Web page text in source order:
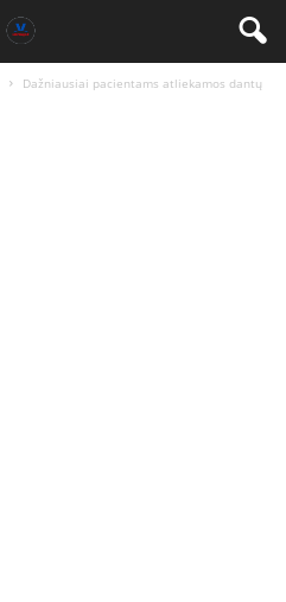
Dažniausiai pacientams atliekamos dantų